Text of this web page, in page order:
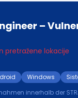
–
pretražene lokacije
Windows
Profile Abgeschlossenes Studium (Informatik,